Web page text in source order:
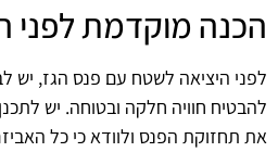
הכנה מוקדמת לפני
לפני היציאה לשטח עם פנס הגז, יש
להבטיח חוויה חלקה ובטוחה. יש
את תחזוקת הפנס ולוודא כי כל